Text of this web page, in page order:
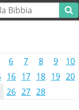
6 7 8 9
10
16 17 18 19 20
26 27 28